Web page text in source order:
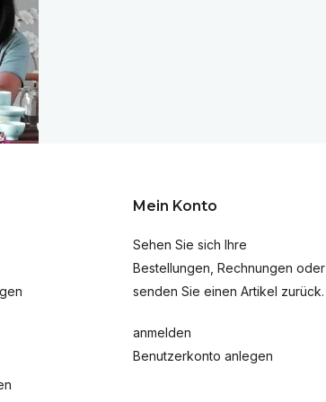
Mein Konto
Sehen Sie sich Ihre
Bestellungen, Rechnungen oder
senden Sie einen Artikel zurück.
anmelden
Benutzerkonto anlegen